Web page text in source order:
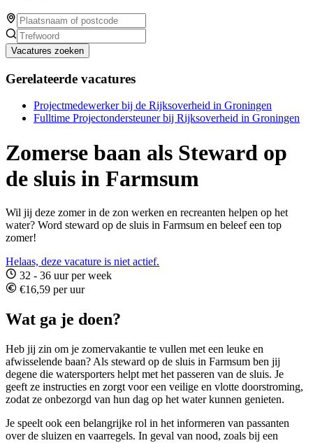
Vacatures zoeken
Gerelateerde vacatures
Projectmedewerker bij de Rijksoverheid in Groningen
Fulltime Projectondersteuner bij Rijksoverheid in Groningen
Zomerse baan als Steward op
de sluis in Farmsum
Wil jij deze zomer in de zon werken en recreanten helpen op het
water? Word steward op de sluis in Farmsum en beleef een top
zomer!
Helaas, deze vacature is niet actief.
32 - 36 uur per week
€16,59 per uur
Wat ga je doen?
Heb jij zin om je zomervakantie te vullen met een leuke en
afwisselende baan? Als steward op de sluis in Farmsum ben jij
degene die watersporters helpt met het passeren van de sluis. Je
geeft ze instructies en zorgt voor een veilige en vlotte doorstroming,
zodat ze onbezorgd van hun dag op het water kunnen genieten.
Je speelt ook een belangrijke rol in het informeren van passanten
over de sluizen en vaarregels. In geval van nood, zoals bij een